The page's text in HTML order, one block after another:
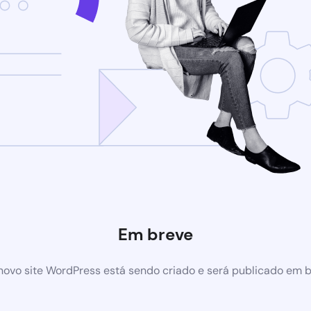
Em breve
site WordPress está sendo criado e será publicado em